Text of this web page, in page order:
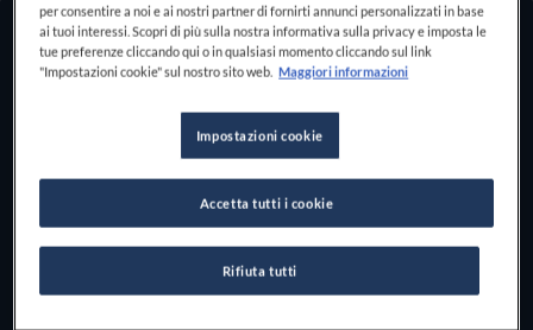
Home
Log In
Scopri il vero
foodie che è in te
UNISCITI
per consentire a noi e ai nostri partner di fornirti annunci personalizzati in base
ai tuoi interessi. Scopri di più sulla nostra informativa sulla privacy e imposta le
tue preferenze cliccando qui o in qualsiasi momento cliccando sul link
"Impostazioni cookie" sul nostro sito web. Maggiori informazioni
Impostazioni cookie
Rifiuta tutti
Accetta tutti i cookie